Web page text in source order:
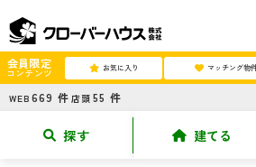
会員限定
コンテンツ お気に入り マッチング物
WEB 669 件 店頭 55 件
探す 建てる